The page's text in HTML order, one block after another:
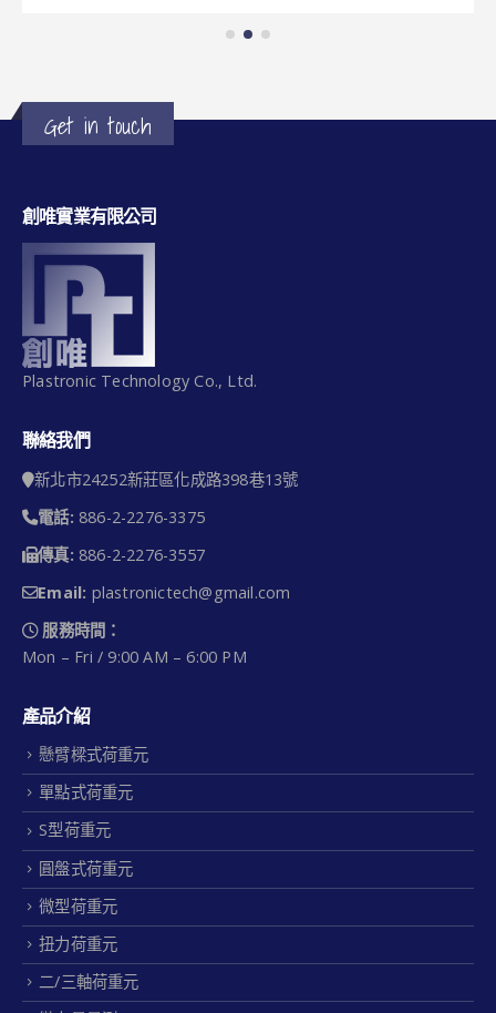
Get in touch
創唯實業有限公司
Plastronic Technology Co., Ltd.
聯絡我們
新北市24252新莊區化成路398巷13號
電話: 886-2-2276-3375
傳真: 886-2-2276-3557
Email: plastronictech@gmail.com
服務時間：
Mon – Fri / 9:00 AM – 6:00 PM
產品介紹
懸臂樑式荷重元
單點式荷重元
S型荷重元
圓盤式荷重元
微型荷重元
扭力荷重元
二/三軸荷重元